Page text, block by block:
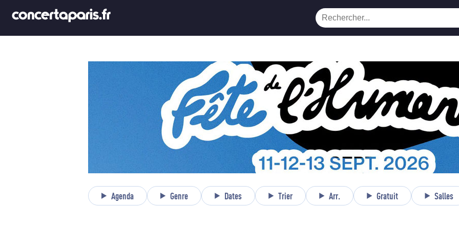
Agenda Genre Dates Trier Arr. Gratuit Salles